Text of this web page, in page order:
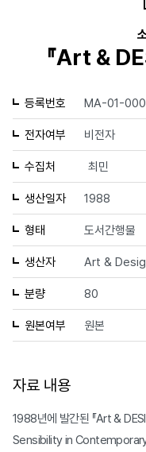
『Art &
등록번호 MA-01-
전자여부 비전자
수집처 최민
생산일자 1988
형태 도서간행물
생산자 Art &
분량 80
원본여부 원본
자료 내용
1988년에 발간된 『Art &
Sensibility in